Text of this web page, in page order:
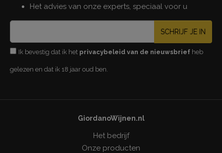
Het advies van onze experts, speciaal voor u
SCHRIJF JE IN
Ik bevestig dat ik het privacybeleid van de nieuwsbrief heb
gelezen en dat ik 18 jaar oud ben.
GiordanoWijnen.nl
Het bedrijf
Onze producten